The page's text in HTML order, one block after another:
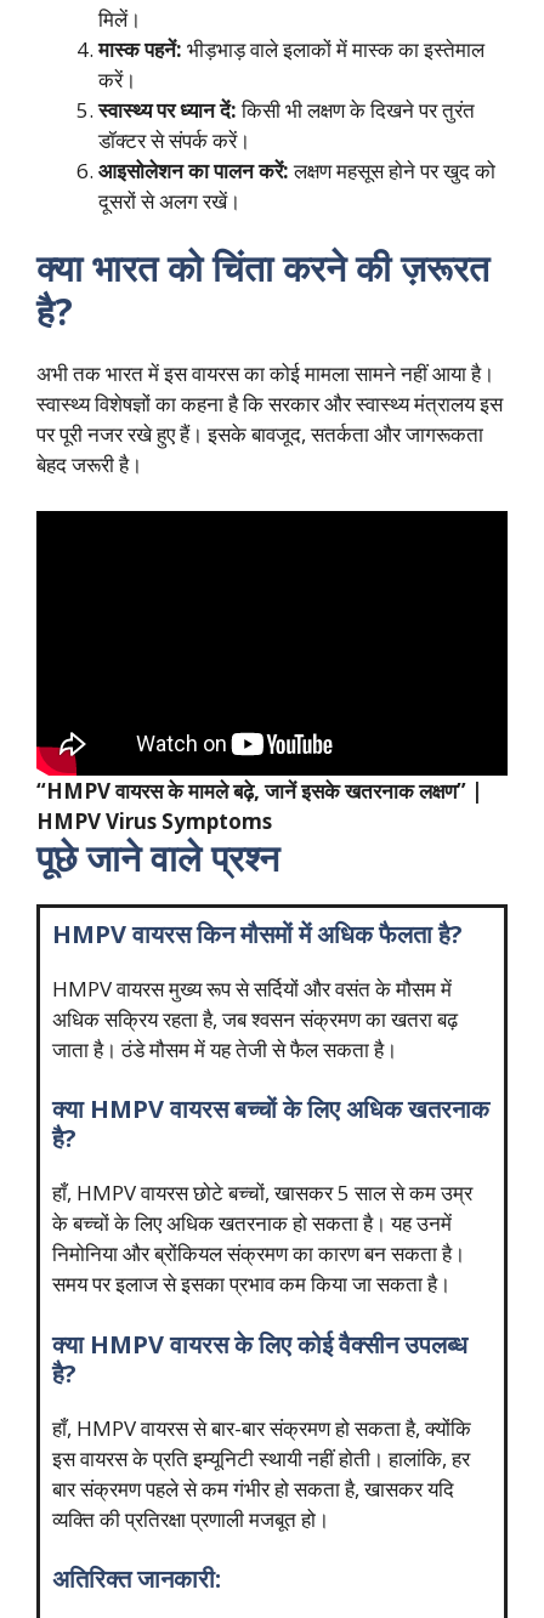
मिलें।
मास्क पहनें: भीड़भाड़ वाले इलाकों में मास्क का इस्तेमाल
करें।
स्वास्थ्य पर ध्यान दें:किसी भी लक्षण के दिखने पर तुरंत
डॉक्टर से संपर्क करें।
आइसोलेशन का पालन करें:लक्षण महसूस होने पर खुद को
दूसरों से अलग रखें।
क्या भारत को चिंता करने की ज़रूरत
है?
अभी तक भारत में इस वायरस का कोई मामला सामने नहीं आया है।
स्वास्थ्य विशेषज्ञों का कहना है कि सरकार और स्वास्थ्य मंत्रालय इस
पर पूरी नजर रखे हुए हैं। इसके बावजूद, सतर्कता और जागरूकता
बेहद जरूरी है।
“HMPV वायरस के मामले बढ़े, जानें इसके खतरनाक लक्षण” |
HMPV Virus Symptoms
पूछे जाने वाले प्रश्न
HMPV वायरस किन मौसमों में अधिक फैलता है?
HMPV वायरस मुख्य रूप से सर्दियों और वसंत के मौसम में
अधिक सक्रिय रहता है, जब श्वसन संक्रमण का खतरा बढ़
जाता है। ठंडे मौसम में यह तेजी से फैल सकता है।
क्या HMPV वायरस बच्चों के लिए अधिक खतरनाक
है?
हाँ, HMPV वायरस छोटे बच्चों, खासकर 5 साल से कम उम्र
के बच्चों के लिए अधिक खतरनाक हो सकता है। यह उनमें
निमोनिया और ब्रोंकियल संक्रमण का कारण बन सकता है।
समय पर इलाज से इसका प्रभाव कम किया जा सकता है।
क्या HMPV वायरस के लिए कोई वैक्सीन उपलब्ध
है?
हाँ, HMPV वायरस से बार-बार संक्रमण हो सकता है, क्योंकि
इस वायरस के प्रति इम्यूनिटी स्थायी नहीं होती। हालांकि, हर
बार संक्रमण पहले से कम गंभीर हो सकता है, खासकर यदि
व्यक्ति की प्रतिरक्षा प्रणाली मजबूत हो।
अतिरिक्त जानकारी: